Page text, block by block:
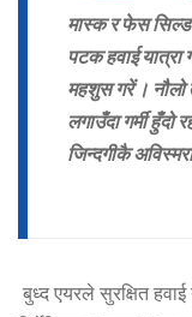
मास्क र फेस सिल्ड
पटक हवाई यात्रा
महशुस गरें ।
लगाउँदा गर्मी
जिन्दगीकै
बुध्द एयरले सुरक्षित